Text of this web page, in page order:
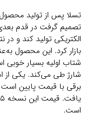
تسلا پس از تولید
تصمیم گرفت در قدم
بازار کرد. این محصول
شارژ طی می‌کند. یکی از
است.